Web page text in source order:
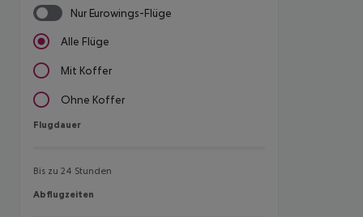
Nur Eurowings-Flüge
Alle Flüge
Mit Koffer
Ohne Koffer
Flugdauer
Flugdauer
Bis zu 24 Stunden
Abflugzeiten
Abflugzeiten